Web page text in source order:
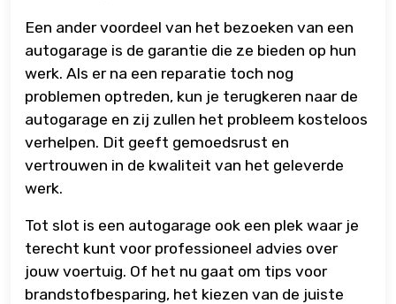
Een ander voordeel van het bezoeken van een
autogarage is de garantie die ze bieden op hun
werk. Als er na een reparatie toch nog
problemen optreden, kun je terugkeren naar de
autogarage en zij zullen het probleem kosteloos
verhelpen. Dit geeft gemoedsrust en
vertrouwen in de kwaliteit van het geleverde
werk.
Tot slot is een autogarage ook een plek waar je
terecht kunt voor professioneel advies over
jouw voertuig. Of het nu gaat om tips voor
brandstofbesparing, het kiezen van de juiste